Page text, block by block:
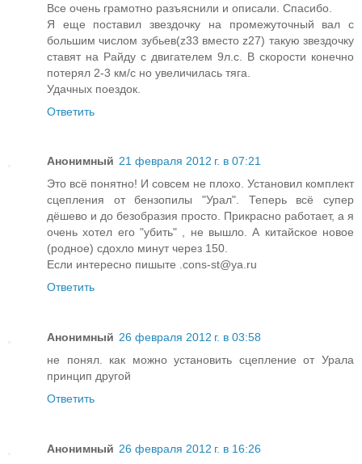
Все очень грамотно разъяснили и описали. Спасибо.
Я еще поставил звездочку на промежуточный вал с
большим числом зубьев(z33 вместо z27) такую звездочку
ставят на Райду с двигателем 9л.с. В скорости конечно
потерял 2-3 км/с но увеличилась тяга.
Удачных поездок.
Ответить
Анонимный 21 февраля 2012 г. в 07:21
Это всё понятно! И совсем не плохо. Установил комплект
сцепления от бензопилы "Урал". Теперь всё супер
дёшево и до безобразия просто. Прикрасно работает, а я
очень хотел его "убить" , не вышло. А китайское новое
(родное) сдохло минут через 150.
Если интересно пишыте .cons-st@ya.ru
Ответить
Анонимный 26 февраля 2012 г. в 03:58
не понял. как можно установить сцепление от Урала
принцип другой
Ответить
Анонимный 26 февраля 2012 г. в 16:26